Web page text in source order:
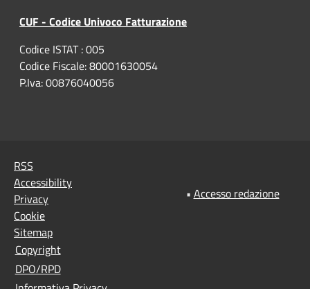
CUF - Codice Univoco Fatturazione
Codice ISTAT : 005
Codice Fiscale: 80001630054
P.Iva: 00876040056
RSS
Accessibility
Privacy
Cookie
Sitemap
Copyright
DPO/RPD
• Accesso redazione